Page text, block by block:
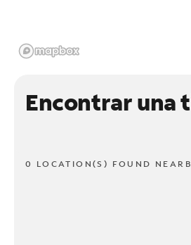
Encontrar una
0 LOCATION(S) FOUND